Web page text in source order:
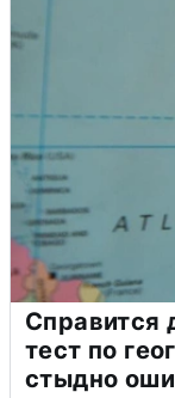
Справится
тест по
стыдно